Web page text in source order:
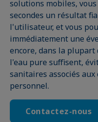
solutions mobiles,
secondes un résultat
l'utilisateur, et vous
immédiatement une
encore, dans la plupart
l'eau pure suffisent,
sanitaires associés
personnel.
Contactez-nous